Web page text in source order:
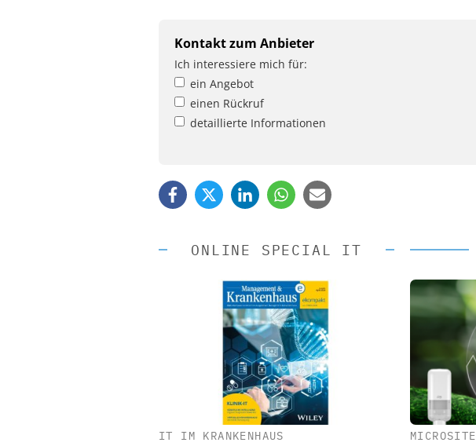
Kontakt zum Anbieter
Ich interessiere mich für:
ein Angebot
einen Rückruf
detaillierte Informationen
ONLINE SPECIAL IT
IT IM KRANKENHAUS MICROSITE
EASY SOFTWARE AG